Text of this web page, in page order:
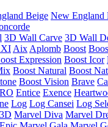
Beige New England
3D Wall Carve 3D Wall
Aix Aplomb Boost
Expression Boost Icor
Boost Natural Boost
Boost Vision Brave
Entice Exence
Log Log Cansei Log
Marvel Diva Marvel